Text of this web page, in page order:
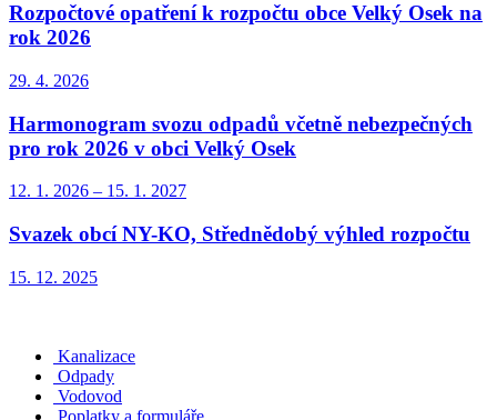
Rozpočtové opatření k rozpočtu obce Velký Osek na
rok 2026
29. 4. 2026
Harmonogram svozu odpadů včetně nebezpečných
pro rok 2026 v obci Velký Osek
12. 1. 2026 – 15. 1. 2027
Svazek obcí NY-KO, Střednědobý výhled rozpočtu
15. 12. 2025
Kanalizace
Odpady
Vodovod
Poplatky a formuláře